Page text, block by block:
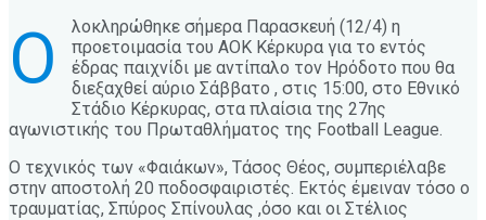
Ο
λοκληρώθηκε σήμερα Παρασκευή (12/4) η
προετοιμασία του ΑΟΚ Κέρκυρα για το εντός
έδρας παιχνίδι με αντίπαλο τον Ηρόδοτο που θα
διεξαχθεί αύριο Σάββατο , στις 15:00, στο Εθνικό
Στάδιο Κέρκυρας, στα πλαίσια της 27ης
αγωνιστικής του Πρωταθλήματος της Football League.
Ο τεχνικός των «Φαιάκων», Τάσος Θέος, συμπεριέλαβε
στην αποστολή 20 ποδοσφαιριστές. Εκτός έμειναν τόσο ο
τραυματίας, Σπύρος Σπίνουλας ,όσο και οι Στέλιος